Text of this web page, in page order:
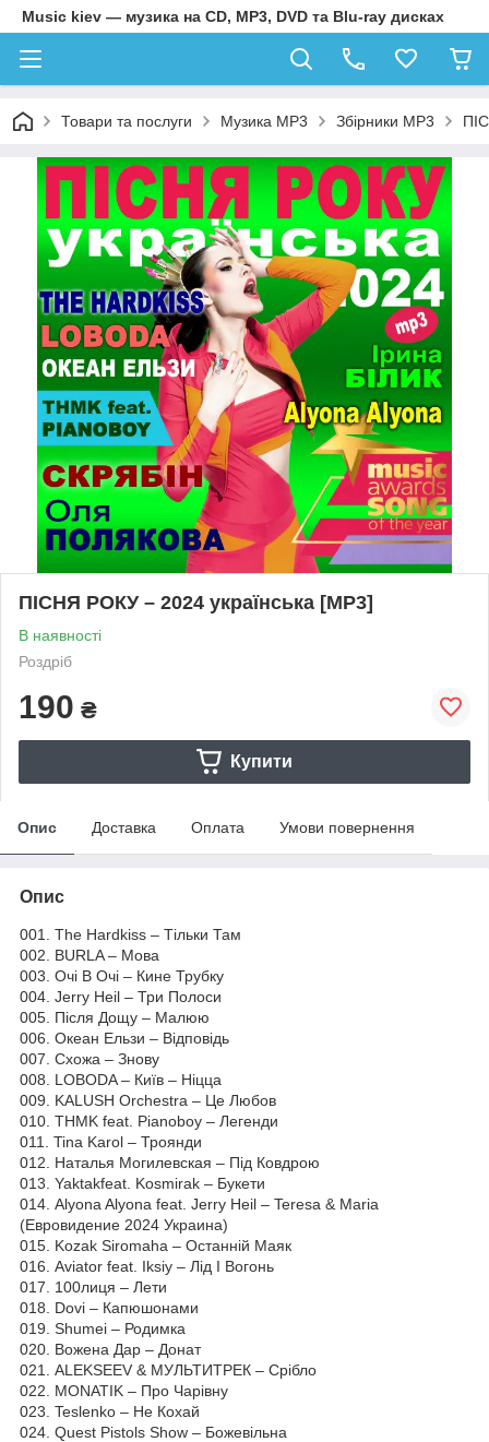
Music kiev — музика на CD, MP3, DVD та Blu-ray дисках
Товари та послуги Музика MP3 Збірники MP3
ПІСНЯ РОКУ – 2024 українська [MP3]
В наявності
Роздріб
190 ₴
Купити
Опис Доставка Оплата Умови повернення
Опис
001. The Hardkiss – Тільки Там
002. BURLA – Мова
003. Очі В Очі – Кине Трубку
004. Jerry Heil – Три Полоси
005. Після Дощу – Малюю
006. Океан Ельзи – Відповідь
007. Схожа – Знову
008. LOBODA – Київ – Ніцца
009. KALUSH Orchestra – Це Любов
010. THMK feat. Pianoboy – Легенди
011. Tina Karol – Троянди
012. Наталья Могилевская – Під Ковдрою
013. Yaktakfeat. Kosmirak – Букети
014. Alyona Alyona feat. Jerry Heil – Teresa & Maria
(Евровидение 2024 Украина)
015. Kozak Siromaha – Останній Маяк
016. Aviator feat. Iksiy – Лід І Вогонь
017. 100лиця – Лети
018. Dovi – Капюшонами
019. Shumei – Родимка
020. Вожена Дар – Донат
021. ALEKSEEV & МУЛЬТИТРЕК – Срібло
022. MONATIK – Про Чарівну
023. Teslenko – Не Кохай
024. Quest Pistols Show – Божевільна